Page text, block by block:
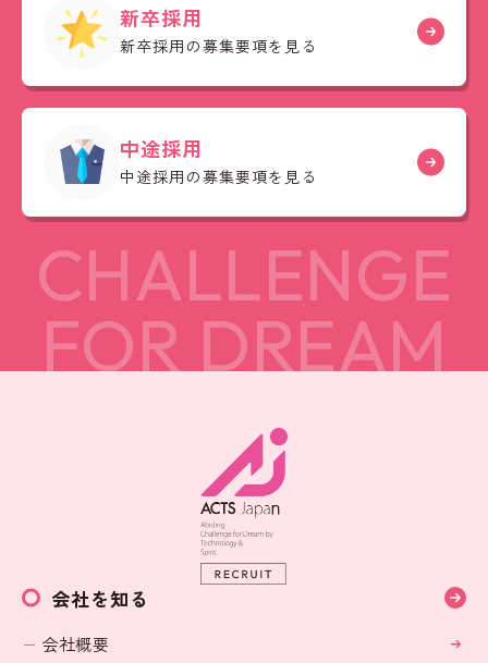
新卒採用
新卒採用の募集要項を見る
中途採用
中途採用の募集要項を見る
会社を知る
会社概要